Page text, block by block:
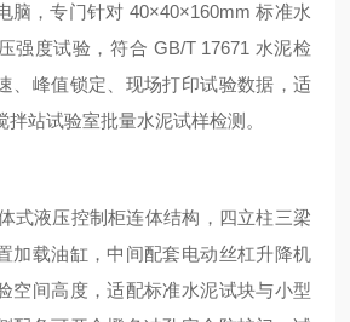
脑，专门针对 40×40×160mm 标准水
强度试验，符合 GB/T 17671 水泥检
、峰值锁定、现场打印试验数据，适
站试验室批量水泥试样检测。
式液压控制柜连体结构，四立柱三梁
加载油缸，中间配套电动丝杠升降机
空间高度，适配标准水泥试块与小型